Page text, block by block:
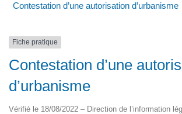
Contestation d’une autorisation d’urbanisme
Fiche pratique
Contestation d’une
d’urbanisme
Vérifié le 18/08/2022 – Direction de l’information